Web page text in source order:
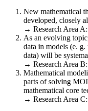
New mathematical
developed, closely
→ Research Area
As an evolving
data in models (e.
data) will be
→ Research Area
Mathematical
parts of solving
mathematical core
→ Research Area